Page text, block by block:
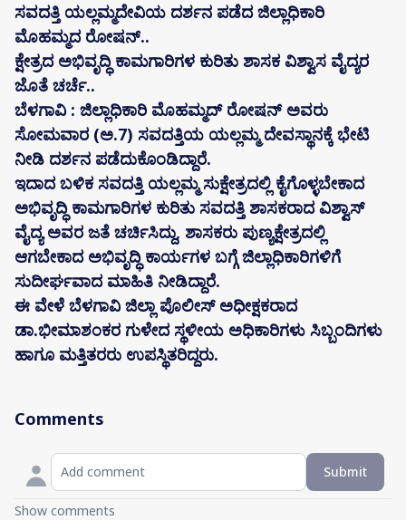
ಸವದತ್ತಿ ಯಲ್ಲಮ್ಮದೇವಿಯ ದರ್ಶನ ಪಡೆದ ಜಿಲ್ಲಾಧಿಕಾರಿ
ಮೊಹಮ್ಮದ ರೋಷನ್..
ಕ್ಷೇತ್ರದ ಅಭಿವೃದ್ಧಿ ಕಾಮಗಾರಿಗಳ ಕುರಿತು ಶಾಸಕ ವಿಶ್ವಾಸ ವೈದ್ಯರ
ಜೊತೆ ಚರ್ಚೆ..
ಬೆಳಗಾವಿ : ಜಿಲ್ಲಾಧಿಕಾರಿ ಮೊಹಮ್ಮದ್ ರೋಷನ್ ಅವರು
ಸೋಮವಾರ (ಅ.7) ಸವದತ್ತಿಯ ಯಲ್ಲಮ್ಮ ದೇವಸ್ಥಾನಕ್ಕೆ ಭೇಟಿ
ನೀಡಿ ದರ್ಶನ ಪಡೆದುಕೊಂಡಿದ್ದಾರೆ.
ಇದಾದ ಬಳಿಕ ಸವದತ್ತಿ ಯಲ್ಲಮ್ಮ ಸುಕ್ಷೇತ್ರದಲ್ಲಿ ಕೈಗೊಳ್ಳಬೇಕಾದ
ಅಭಿವೃದ್ಧಿ ಕಾಮಗಾರಿಗಳ ಕುರಿತು ಸವದತ್ತಿ ಶಾಸಕರಾದ ವಿಶ್ವಾಸ್
ವೈದ್ಯ ಅವರ ಜತೆ ಚರ್ಚಿಸಿದ್ದು, ಶಾಸಕರು ಪುಣ್ಯಕ್ಷೇತ್ರದಲ್ಲಿ
ಆಗಬೇಕಾದ ಅಭಿವೃದ್ಧಿ ಕಾರ್ಯಗಳ ಬಗ್ಗೆ ಜಿಲ್ಲಾಧಿಕಾರಿಗಳಿಗೆ
ಸುದೀರ್ಘವಾದ ಮಾಹಿತಿ ನೀಡಿದ್ದಾರೆ.
ಈ ವೇಳೆ ಬೆಳಗಾವಿ ಜಿಲ್ಲಾ ಪೊಲೀಸ್ ಅಧೀಕ್ಷಕರಾದ
ಡಾ.ಭೀಮಾಶಂಕರ ಗುಳೇದ ಸ್ಥಳೀಯ ಅಧಿಕಾರಿಗಳು ಸಿಬ್ಬಂದಿಗಳು
ಹಾಗೂ ಮತ್ತಿತರರು ಉಪಸ್ಥಿತರಿದ್ದರು.
Comments
Submit
Show comments